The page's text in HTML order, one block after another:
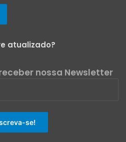
atualizado?
nossa Newsletter